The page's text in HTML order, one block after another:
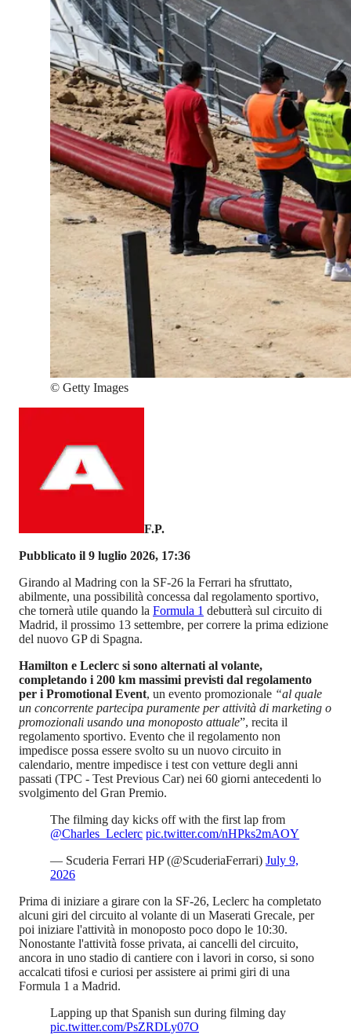
© Getty Images
F.P.
Pubblicato il 9 luglio 2026, 17:36
Girando al Madring con la SF-26 la Ferrari ha sfruttato,
abilmente, una possibilità concessa dal regolamento sportivo,
che tornerà utile quando la Formula 1 debutterà sul circuito di
Madrid, il prossimo 13 settembre, per correre la prima edizione
del nuovo GP di Spagna.
Hamilton e Leclerc si sono alternati al volante,
completando i 200 km massimi previsti dal regolamento
per i Promotional Event, un evento promozionale “al quale
un concorrente partecipa puramente per attività di marketing o
promozionali usando una monoposto attuale”, recita il
regolamento sportivo. Evento che il regolamento non
impedisce possa essere svolto su un nuovo circuito in
calendario, mentre impedisce i test con vetture degli anni
passati (TPC - Test Previous Car) nei 60 giorni antecedenti lo
svolgimento del Gran Premio.
The filming day kicks off with the first lap from
@Charles_Leclerc pic.twitter.com/nHPks2mAOY
— Scuderia Ferrari HP (@ScuderiaFerrari) July 9,
2026
Prima di iniziare a girare con la SF-26, Leclerc ha completato
alcuni giri del circuito al volante di un Maserati Grecale, per
poi iniziare l'attività in monoposto poco dopo le 10:30.
Nonostante l'attività fosse privata, ai cancelli del circuito,
ancora in uno stadio di cantiere con i lavori in corso, si sono
accalcati tifosi e curiosi per assistere ai primi giri di una
Formula 1 a Madrid.
Lapping up that Spanish sun during filming day
pic.twitter.com/PsZRDLy07O